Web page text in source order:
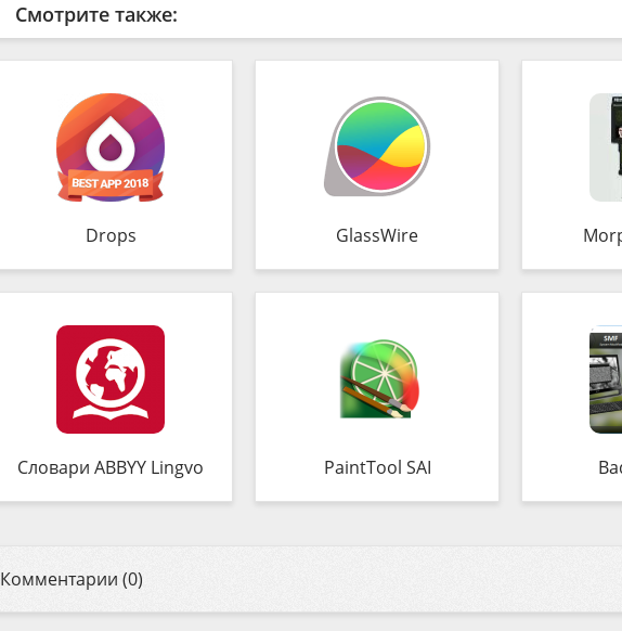
Смотрите также:
Drops GlassWire
Словари ABBYY Lingvo PaintTool SAI
Комментарии (0)